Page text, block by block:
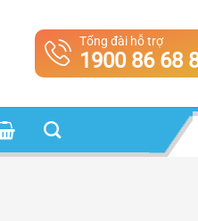
Tổng đài hỗ trợ
1900 86 68